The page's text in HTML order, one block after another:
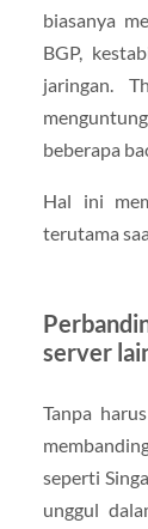
biasanya
BGP,
jaringan.
beberapa
Hal ini
terutama
server
Tanpa
seperti
unggul